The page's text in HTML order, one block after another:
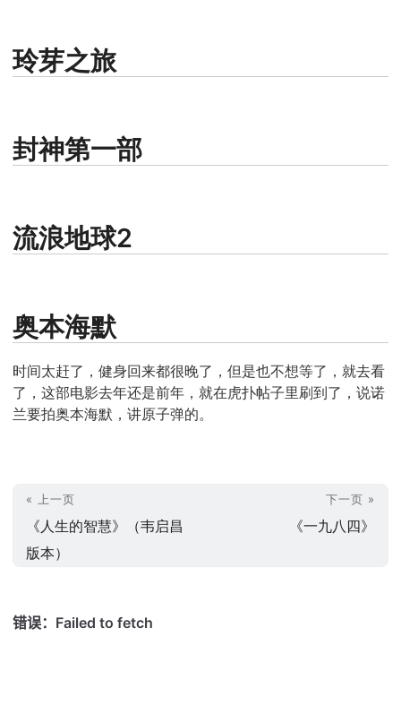
玲芽之旅
封神第一部
流浪地球2
奥本海默
时间太赶了，健身回来都很晚了，但是也不想等了，就去看
了，这部电影去年还是前年，就在虎扑帖子里刷到了，说诺
兰要拍奥本海默，讲原子弹的。
« 上一页
《人生的智慧》（韦启昌
版本）
下一页 »
《一九八四》